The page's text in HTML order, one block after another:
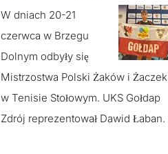
W dniach 20-21
czerwca w Brzegu
Dolnym odbyły się
Mistrzostwa Polski Żaków i Żaczek
w Tenisie Stołowym. UKS Gołdap
Zdrój reprezentował Dawid Łaban.